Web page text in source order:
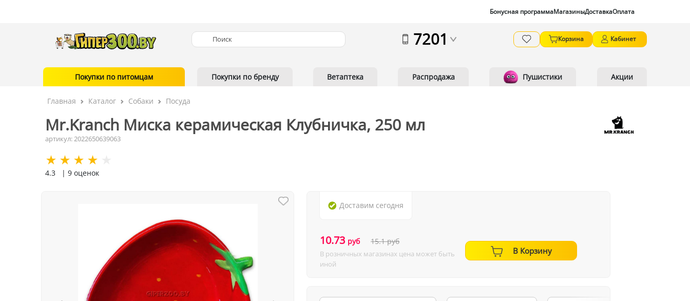
Бонусная программаМагазиныДоставкаОплата
7201 Корзина Кабинет
Покупки по питомцам Покупки по бренду Ветаптека Распродажа Пушистики Акции
Главная Каталог Собаки Посуда
Mr.Kranch Миска керамическая Клубничка, 250 мл
артикул: 2022650639063
4.3 | 9 оценок
Доставим сегодня
10.73 руб 15.1руб
В розничных магазинах цена может быть
иной
В Корзину